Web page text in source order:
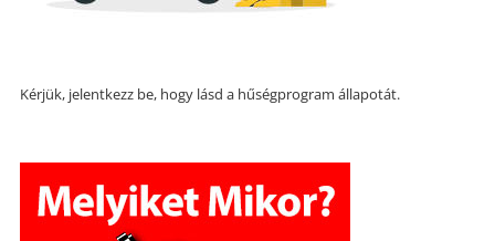
Kérjük, jelentkezz be, hogy lásd a hűségprogram állapotát.